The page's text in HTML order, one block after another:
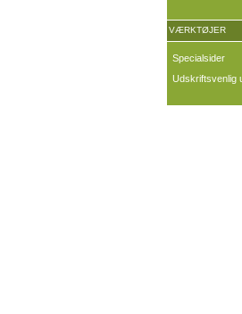
VÆRKTØJER
Specialsider
Udskriftsvenlig